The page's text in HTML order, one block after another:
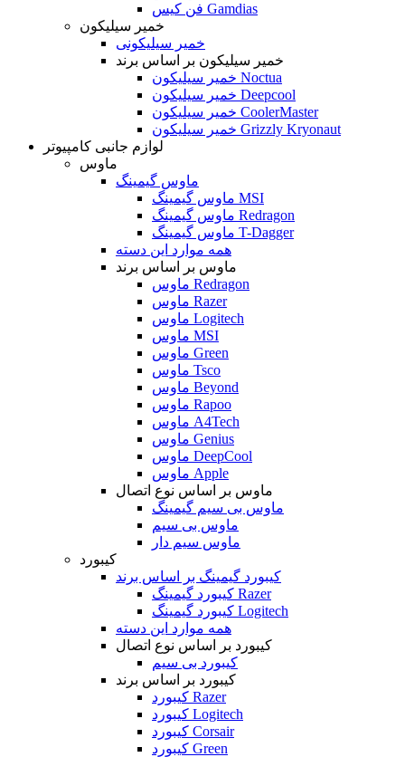
فن کیس Gamdias
خمیر سیلیکون
خمیر سیلیکونی
خمیر سیلیکون بر اساس برند
خمیر سیلیکون Noctua
خمیر سیلیکون Deepcool
خمیر سیلیکون CoolerMaster
خمیر سیلیکون Grizzly Kryonaut
لوازم جانبی کامپیوتر
ماوس
ماوس گیمینگ
ماوس گیمینگ MSI
ماوس گیمینگ Redragon
ماوس گیمینگ T-Dagger
همه موارد این دسته
ماوس بر اساس برند
ماوس Redragon
ماوس Razer
ماوس Logitech
ماوس MSI
ماوس Green
ماوس Tsco
ماوس Beyond
ماوس Rapoo
ماوس A4Tech
ماوس Genius
ماوس DeepCool
ماوس Apple
ماوس بر اساس نوع اتصال
ماوس بی سیم گیمینگ
ماوس بی سیم
ماوس سیم دار
کیبورد
کیبورد گیمینگ بر اساس برند
کیبورد گیمینگ Razer
کیبورد گیمینگ Logitech
همه موارد این دسته
کیبورد بر اساس نوع اتصال
کیبورد بی سیم
کیبورد بر اساس برند
کیبورد Razer
کیبورد Logitech
کیبورد Corsair
کیبورد Green